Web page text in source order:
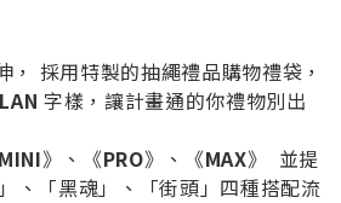
， 採用特製的抽繩禮品購物禮袋，
字樣，讓計畫通的你禮物別出
MINI》、《PRO》、《MAX》 並提
、「黑魂」、「街頭」四種搭配流